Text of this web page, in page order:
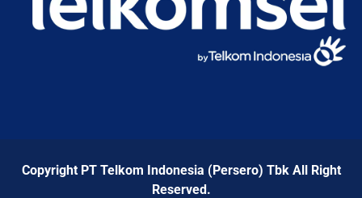
Copyright PT Telkom Indonesia (Persero) Tbk All Right
Reserved.